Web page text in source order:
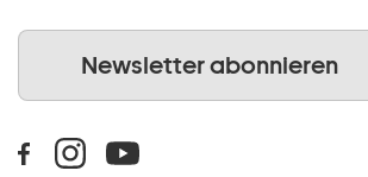
Newsletter abonnieren